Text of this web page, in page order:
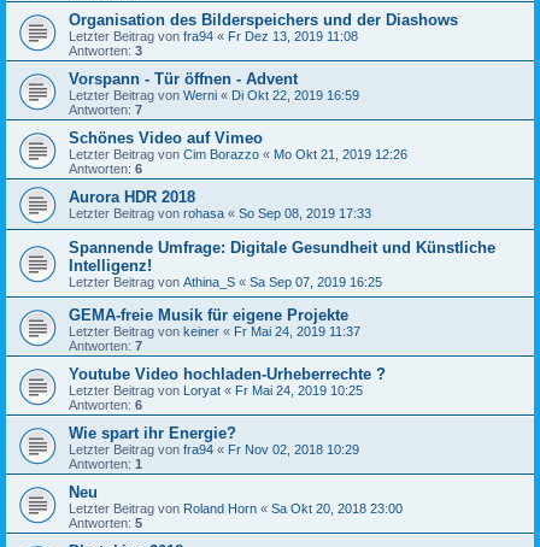
Organisation des Bilderspeichers und der Diashows
Letzter Beitrag von fra94 « Fr Dez 13, 2019 11:08
Antworten: 3
Vorspann - Tür öffnen - Advent
Letzter Beitrag von Werni « Di Okt 22, 2019 16:59
Antworten: 7
Schönes Video auf Vimeo
Letzter Beitrag von Cim Borazzo « Mo Okt 21, 2019 12:26
Antworten: 6
Aurora HDR 2018
Letzter Beitrag von rohasa « So Sep 08, 2019 17:33
Spannende Umfrage: Digitale Gesundheit und Künstliche
Intelligenz!
Letzter Beitrag von Athina_S « Sa Sep 07, 2019 16:25
GEMA-freie Musik für eigene Projekte
Letzter Beitrag von keiner « Fr Mai 24, 2019 11:37
Antworten: 7
Youtube Video hochladen-Urheberrechte ?
Letzter Beitrag von Loryat « Fr Mai 24, 2019 10:25
Antworten: 6
Wie spart ihr Energie?
Letzter Beitrag von fra94 « Fr Nov 02, 2018 10:29
Antworten: 1
Neu
Letzter Beitrag von Roland Horn « Sa Okt 20, 2018 23:00
Antworten: 5